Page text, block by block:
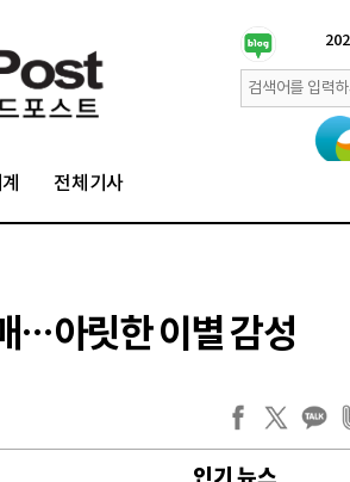
전체기사
…아릿한 이별 감성